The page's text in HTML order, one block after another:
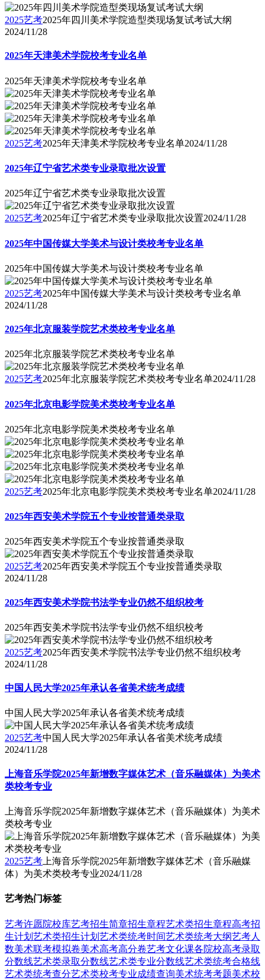
2025艺考2025年四川美术学院造型类现场复试考试大纲
2024/11/28
2025年天津美术学院校考专业名单
2025年天津美术学院校考专业名单
2025艺考2025年天津美术学院校考专业名单2024/11/28
2025年辽宁省艺术类专业录取批次设置
2025年辽宁省艺术类专业录取批次设置
2025艺考2025年辽宁省艺术类专业录取批次设置2024/11/28
2025年中国传媒大学美术与设计类校考专业名单
2025年中国传媒大学美术与设计类校考专业名单
2025艺考2025年中国传媒大学美术与设计类校考专业名单
2024/11/28
2025年北京服装学院艺术类校考专业名单
2025年北京服装学院艺术类校考专业名单
2025艺考2025年北京服装学院艺术类校考专业名单2024/11/28
2025年北京电影学院美术类校考专业名单
2025年北京电影学院美术类校考专业名单
2025艺考2025年北京电影学院美术类校考专业名单2024/11/28
2025年西安美术学院五个专业按普通类录取
2025年西安美术学院五个专业按普通类录取
2025艺考2025年西安美术学院五个专业按普通类录取
2024/11/28
2025年西安美术学院书法学专业仍然不组织校考
2025年西安美术学院书法学专业仍然不组织校考
2025艺考2025年西安美术学院书法学专业仍然不组织校考
2024/11/28
中国人民大学2025年承认各省美术统考成绩
中国人民大学2025年承认各省美术统考成绩
2025艺考中国人民大学2025年承认各省美术统考成绩
2024/11/28
上海音乐学院2025年新增数字媒体艺术（音乐融媒体）为美术
类校考专业
上海音乐学院2025年新增数字媒体艺术（音乐融媒体）为美术
类校考专业
2025艺考 上海音乐学院2025年新增数字媒体艺术（音乐融媒
体）为美术类校考专业2024/11/28
艺考热门标签
艺考许愿院校库艺考招生简章招生章程艺术类招生章程高考招
生计划 艺术类招生计划 艺术类统考时间艺术类统考大纲艺考人
数美术联考模拟卷美术高考高分卷艺考文化课各院校高考录取
分数线艺术类录取分数线艺术类专业分数线艺术类统考合格线
艺术类统考查分艺术类校考专业成绩查询美术统考考题美术校